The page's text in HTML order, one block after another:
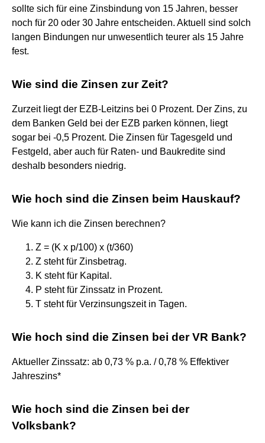
sollte sich für eine Zinsbindung von 15 Jahren, besser
noch für 20 oder 30 Jahre entscheiden. Aktuell sind solch
langen Bindungen nur unwesentlich teurer als 15 Jahre
fest.
Wie sind die Zinsen zur Zeit?
Zurzeit liegt der EZB-Leitzins bei 0 Prozent. Der Zins, zu
dem Banken Geld bei der EZB parken können, liegt
sogar bei -0,5 Prozent. Die Zinsen für Tagesgeld und
Festgeld, aber auch für Raten- und Baukredite sind
deshalb besonders niedrig.
Wie hoch sind die Zinsen beim Hauskauf?
Wie kann ich die Zinsen berechnen?
Z = (K x p/100) x (t/360)
Z steht für Zinsbetrag.
K steht für Kapital.
P steht für Zinssatz in Prozent.
T steht für Verzinsungszeit in Tagen.
Wie hoch sind die Zinsen bei der VR Bank?
Aktueller Zinssatz: ab 0,73 % p.a. / 0,78 % Effektiver
Jahreszins*
Wie hoch sind die Zinsen bei der
Volksbank?